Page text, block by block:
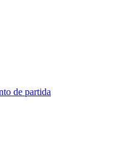
de partida